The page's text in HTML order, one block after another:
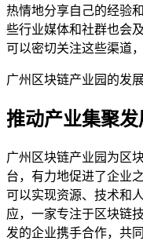
热情地分享自己的经验
些行业媒体和社群也会
可以密切关注这些渠道
广州区块链产业园的发
推动产业集聚发
广州区块链产业园为区
台，有力地促进了企业
可以实现资源、技术和
应，一家专注于区块链
发的企业携手合作，共